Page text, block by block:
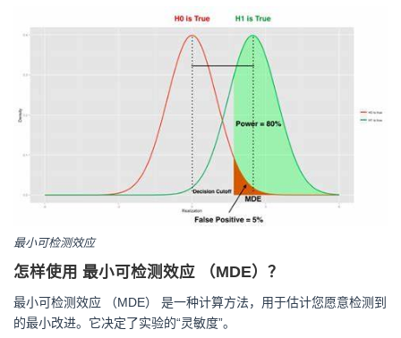
最小可检测效应
怎样使用 最小可检测效应 （MDE）？
最小可检测效应 （MDE） 是一种计算方法，用于估计您愿意检测到
的最小改进。它决定了实验的“灵敏度”。